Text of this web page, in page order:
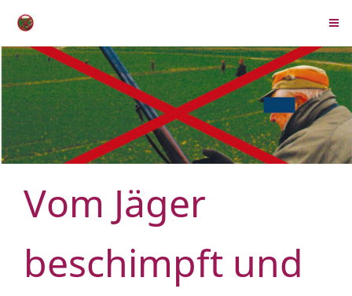
Vom Jäger
beschimpft und